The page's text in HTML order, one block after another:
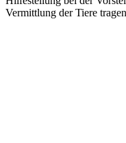
Vermittlung der Tiere